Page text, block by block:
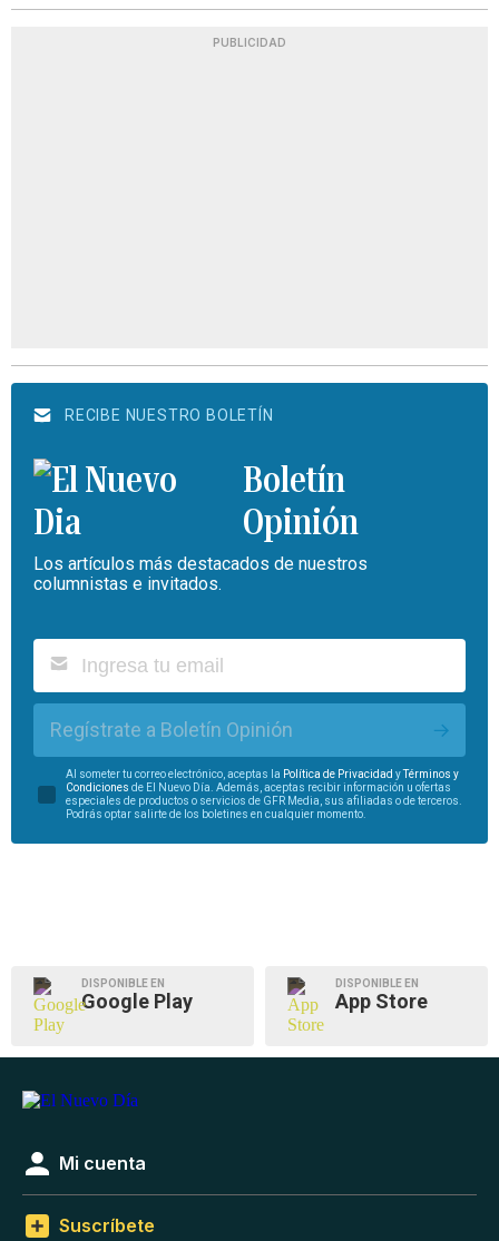
PUBLICIDAD
RECIBE NUESTRO BOLETÍN
Boletín
Opinión
Los artículos más destacados de nuestros
columnistas e invitados.
Regístrate a Boletín Opinión
Al someter tu correo electrónico, aceptas la Política de Privacidad yTérminos y
Condiciones de El Nuevo Día. Además, aceptas recibir información u ofertas
especiales de productos o servicios de GFR Media, sus afiliadas o de terceros.
Podrás optar salirte de los boletines en cualquier momento.
DISPONIBLE EN
Google Play
DISPONIBLE EN
App Store
Mi cuenta
Suscríbete